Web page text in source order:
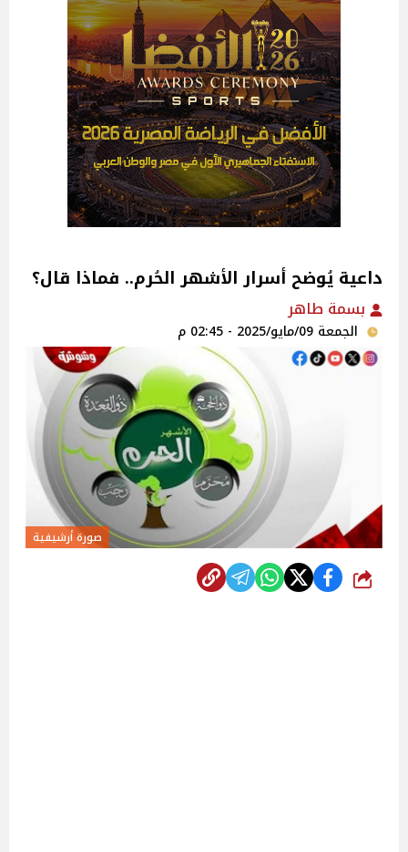
داعية يُوضح أسرار الأشهر الحُرم.. فماذا قال؟
بسمة طاهر
الجمعة 09/مايو/2025 - 02:45 م
صورة أرشيفية
شارك